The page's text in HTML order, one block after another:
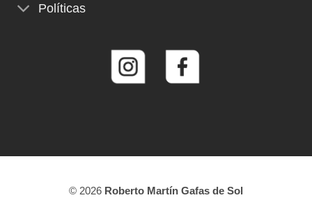
Políticas
© 2026 Roberto Martín Gafas de Sol